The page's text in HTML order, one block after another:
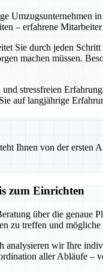
– erfahrene
Sie durch jeden
machen müssen.
stressfreien
auf langjährige
Ihnen von der
zum Einrichten
über die
zu treffen und
wir Ihre
aller Abläufe –